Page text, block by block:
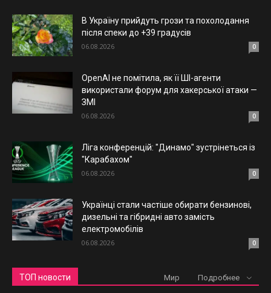
В Україну прийдуть грози та похолодання
після спеки до +39 градусів
06.08.2026 0
OpenAI не помітила, як її ШІ-агенти
використали форум для хакерської атаки —
ЗМІ
06.08.2026 0
Ліга конференцій: "Динамо" зустрінеться із
"Карабахом"
06.08.2026 0
Українці стали частіше обирати бензинові,
дизельні та гібридні авто замість
електромобілів
06.08.2026 0
ТОП новости Мир Подробнее